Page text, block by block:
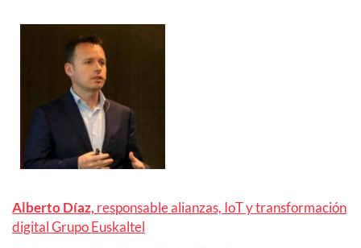
Alberto Díaz, responsable alianzas, IoT y transformación
digital Grupo Euskaltel